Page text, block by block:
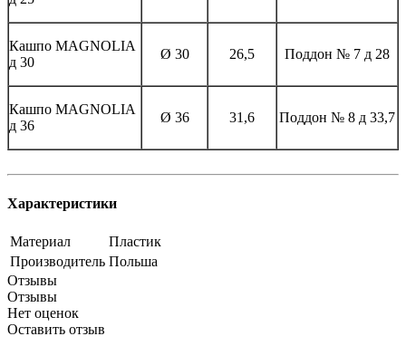
Кашпо MAGNOLIА
д 30
Ø 30 26,5 Поддон № 7 д 28
Кашпо MAGNOLIА
д 36
Ø 36 31,6 Поддон № 8 д 33,7
Характеристики
Материал
Пластик
Производитель Польша
Отзывы
Отзывы
Нет оценок
Оставить отзыв